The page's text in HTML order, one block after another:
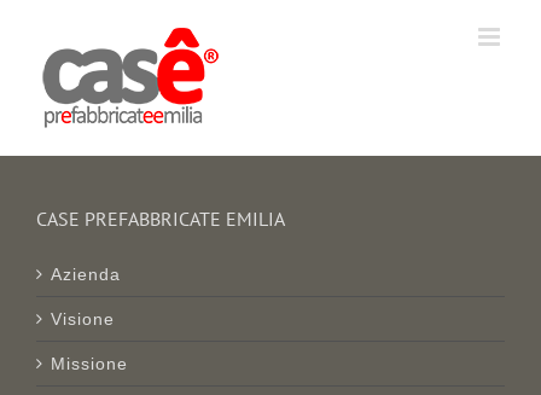
contenuto
CASE PREFABBRICATE EMILIA
Azienda
Visione
Missione